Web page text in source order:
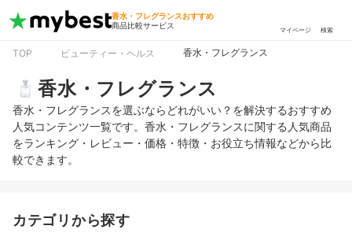
香水・フレグランスおすすめ
商品比較サービス
マイページ 検索
TOP ビューティー・ヘルス 香水・フレグランス
香水・フレグランス
香水・フレグランスを選ぶならどれがいい？を解決するおすすめ
人気コンテンツ一覧です。香水・フレグランスに関する人気商品
をランキング・レビュー・価格・特徴・お役立ち情報などから比
較できます。
カテゴリから探す